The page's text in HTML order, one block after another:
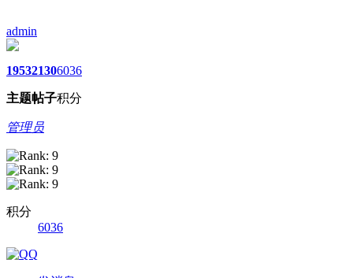
admin
1953
主题
2130
帖子
6036
积分
管理员
积分
6036